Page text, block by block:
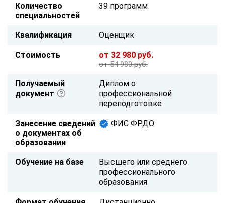
Количество
специальностей
39 программ
Квалификация Оценщик
Стоимость от 32 980 руб.
от 54 980 руб.
Получаемый
документ
Диплом о
профессиональной
переподготовке
Занесение сведений
о документах об
образовании
ФИС ФРДО
Обучение на базе
Высшего или среднего
профессионального
образования